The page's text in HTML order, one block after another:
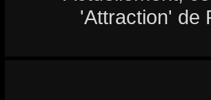
'Attraction' de